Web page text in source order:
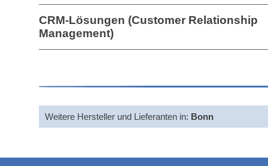
CRM-Lösungen (Customer Relationship
Management)
Weitere Hersteller und Lieferanten in: Bonn